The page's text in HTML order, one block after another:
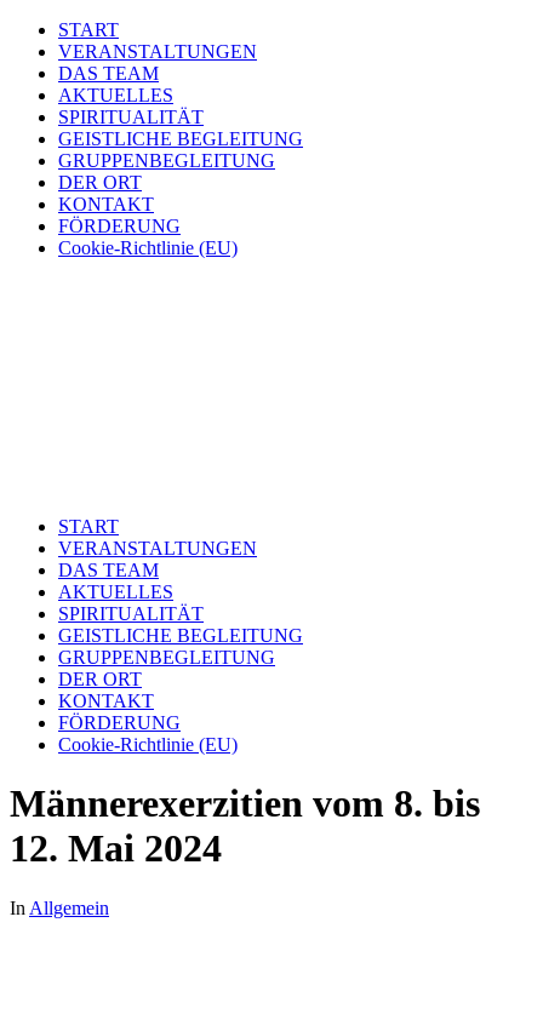
START
VERANSTALTUNGEN
DAS TEAM
AKTUELLES
SPIRITUALITÄT
GEISTLICHE BEGLEITUNG
GRUPPENBEGLEITUNG
DER ORT
KONTAKT
FÖRDERUNG
Cookie-Richtlinie (EU)
START
VERANSTALTUNGEN
DAS TEAM
AKTUELLES
SPIRITUALITÄT
GEISTLICHE BEGLEITUNG
GRUPPENBEGLEITUNG
DER ORT
KONTAKT
FÖRDERUNG
Cookie-Richtlinie (EU)
Männerexerzitien vom 8. bis
12. Mai 2024
In Allgemein